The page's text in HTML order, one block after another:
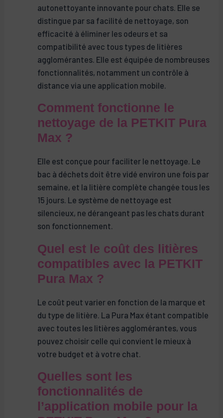
autonettoyante innovante pour chats. Elle se
distingue par sa facilité de nettoyage, son
efficacité à éliminer les odeurs et sa
compatibilité avec tous types de litières
agglomérantes. Elle est équipée de nombreuses
fonctionnalités, notamment un contrôle à
distance via une application mobile.
Comment fonctionne le
nettoyage de la PETKIT Pura
Max ?
Elle est conçue pour faciliter le nettoyage. Le
bac à déchets doit être vidé environ une fois par
semaine, et la litière complète changée tous les
15 jours. Le système de nettoyage est
silencieux, ne dérangeant pas les chats durant
son fonctionnement.
Quel est le coût des litières
compatibles avec la PETKIT
Pura Max ?
Le coût peut varier en fonction de la marque et
du type de litière. La Pura Max étant compatible
avec toutes les litières agglomérantes, vous
pouvez choisir celle qui convient le mieux à
votre budget et à votre chat.
Quelles sont les
fonctionnalités de
l’application mobile pour la